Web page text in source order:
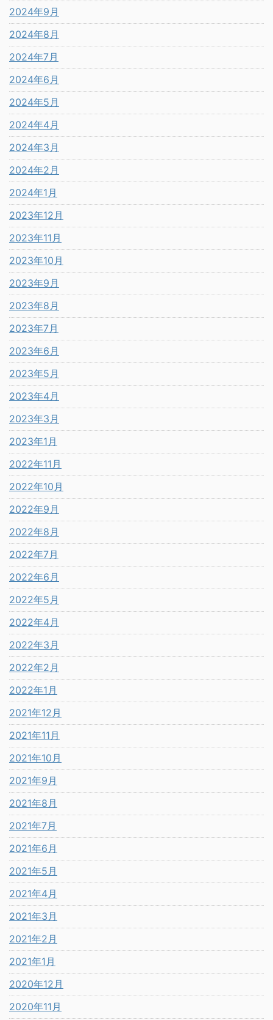
2024年9月
2024年8月
2024年7月
2024年6月
2024年5月
2024年4月
2024年3月
2024年2月
2024年1月
2023年12月
2023年11月
2023年10月
2023年9月
2023年8月
2023年7月
2023年6月
2023年5月
2023年4月
2023年3月
2023年1月
2022年11月
2022年10月
2022年9月
2022年8月
2022年7月
2022年6月
2022年5月
2022年4月
2022年3月
2022年2月
2022年1月
2021年12月
2021年11月
2021年10月
2021年9月
2021年8月
2021年7月
2021年6月
2021年5月
2021年4月
2021年3月
2021年2月
2021年1月
2020年12月
2020年11月